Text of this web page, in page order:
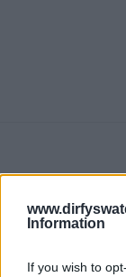
Information
If you wish to